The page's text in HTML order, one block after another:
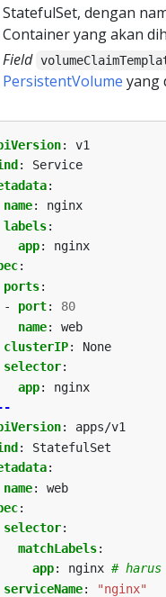
StatefulSet, dengan
Container yang akan
Field
PersistentVolume yang
:
v1
:
Service
:
name:
nginx
labels:
app:
nginx
:
ports:
- port:
80
name:
web
clusterIP:
None
selector:
app:
nginx
:
apps/v1
:
StatefulSet
:
name:
web
:
selector:
matchLabels:
app: nginx # harus
serviceName:
"nginx"